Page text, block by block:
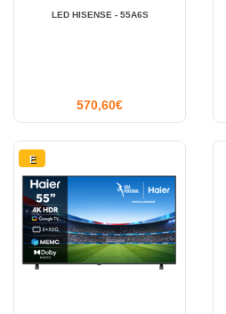
LED HISENSE - 55A6S
570,60€
E